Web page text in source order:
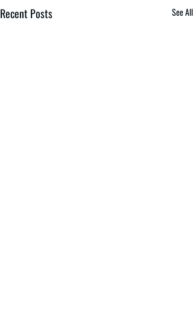
Recent Posts See All